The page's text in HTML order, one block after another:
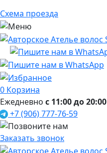
Схема проезда
0 Корзина
Ежедневно с 11:00 до 20:00
+7 (906) 777-76-59
Заказать звонок